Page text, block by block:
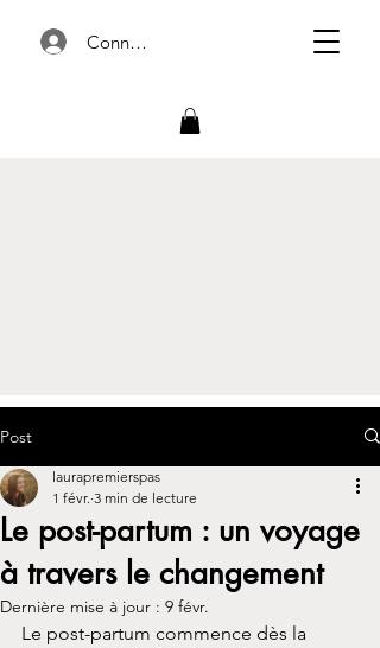
Connexion
Post
Le post-partum : un voyage
à travers le changement
laurapremierspas
1 févr. 3 min de lecture
Dernière mise à jour : 9 févr.
Le post-partum commence dès la